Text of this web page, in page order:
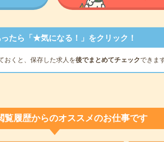
たら「★気になる！」をクリック！
おくと、保存した求人を後でまとめてチェックできま
覧履歴からのオススメのお仕事です